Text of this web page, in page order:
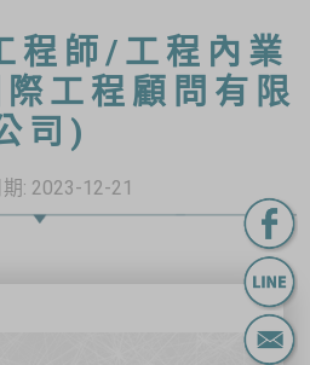
程師/工程內業
工程顧問有限
司)
: 2023-12-21